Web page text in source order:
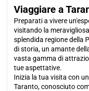
Viaggiare a
Preparati a vivere
visitando la
splendida regione della
di storia, un amante
vasta gamma di
tue aspettative.
Inizia la tua visita con
Taranto, conosciuto